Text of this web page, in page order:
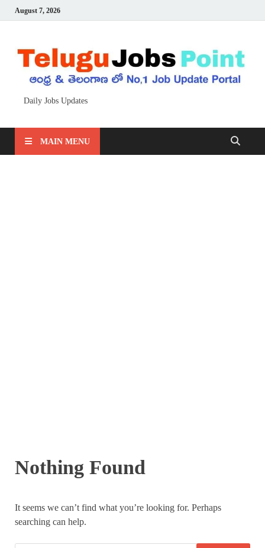
August 7, 2026
Daily Jobs Updates
MAIN MENU
Nothing Found
It seems we can’t find what you’re looking for. Perhaps
searching can help.